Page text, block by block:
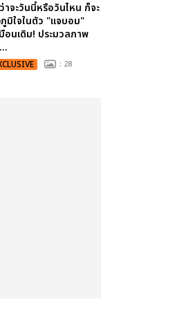
าจะวันนี้หรือวันไหน ก็จะ
มิใจในตัว "แจบอม"
อนเดิม! ประมวลภาพ
: 28